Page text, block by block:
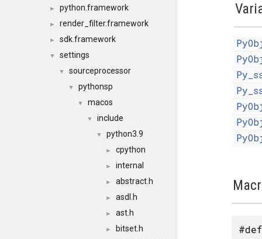
► python.framework
► render_filter.framework
► sdk.framework
▼ settings
▼ sourceprocessor
▼ pythonsp
▼ macos
▼ include
▼ python3.9
► cpython
► internal
► abstract.h
► asdl.h
► ast.h
► bitset.h